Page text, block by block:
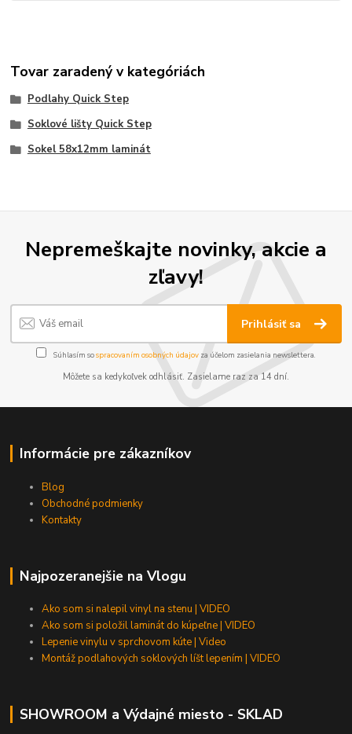
Tovar zaradený v kategóriách
Podlahy Quick Step
Soklové lišty Quick Step
Sokel 58x12mm laminát
Nepremeškajte novinky, akcie a
zľavy!
Prihlásiť sa
Súhlasím sospracovaním osobných údajov za účelom zasielania newslettera.
Môžete sa kedykoľvek odhlásiť. Zasielame raz za 14 dní.
Informácie pre zákazníkov
Blog
Obchodné podmienky
Kontakty
Najpozeranejšie na Vlogu
Ako som si nalepil vinyl na stenu | VIDEO
Ako som si položil laminát do kúpeľne | VIDEO
Lepenie vinylu v sprchovom kúte | Video
Montáž podlahových soklových líšt lepením | VIDEO
SHOWROOM a Výdajné miesto - SKLAD